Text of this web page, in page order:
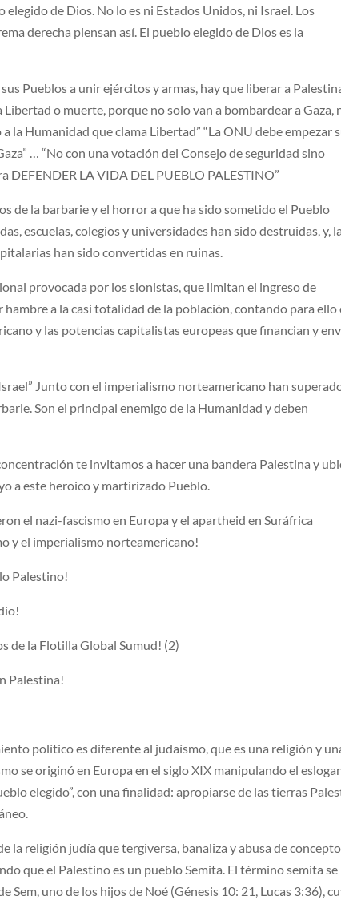
elegido de Dios. No lo es ni Estados Unidos, ni Israel. Los
derecha piensan así. El pueblo elegido de Dios es la
Pueblos a unir ejércitos y armas, hay que liberar a
Libertad o muerte, porque no solo van a bombardear a Gaza,
la Humanidad que clama Libertad” “La ONU debe empezar
… “No con una votación del Consejo de seguridad sino
DEFENDER LA VIDA DEL PUEBLO PALESTINO”
de la barbarie y el horror a que ha sido sometido el Pueblo
escuelas, colegios y universidades han sido destruidas, y, la
han sido convertidas en ruinas.
provocada por los sionistas, que limitan el ingreso de
a la casi totalidad de la población, contando para ello
y las potencias capitalistas europeas que financian y
Junto con el imperialismo norteamericano han
Son el principal enemigo de la Humanidad y deben
te invitamos a hacer una bandera Palestina y
a este heroico y martirizado Pueblo.
el nazi-fascismo en Europa y el apartheid en Suráfrica
y el imperialismo norteamericano!
Palestino!
de la Flotilla Global Sumud! (2)
Palestina!
político es diferente al judaísmo, que es una religión y
se originó en Europa en el siglo XIX manipulando el
elegido”, con una finalidad: apropiarse de las tierras
la religión judía que tergiversa, banaliza y abusa de
que el Palestino es un pueblo Semita. El término semita se
Sem, uno de los hijos de Noé (Génesis 10: 21, Lucas 3:36),